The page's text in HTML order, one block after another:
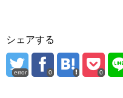
シェアする
error 0 0